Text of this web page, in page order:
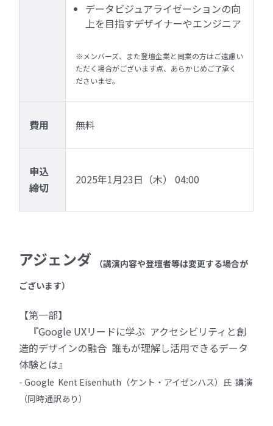
データビジュアライゼーションの向
上を目指すデザイナーやエンジニア
※メンバーズ、また登壇企業と同業の方はご遠慮い
ただく場合がございます点、あらかじめご了承く
ださいませ。
費用 無料
申込
締切
2025年1月23日（木） 04:00
アジェンダ
（講演内容や登壇者等は変更する場合が
ございます）
【第一部】
『Google UXリードに学ぶ アクセシビリティと創
造的デザインの融合 誰もが理解し活用できるデータ
体験とは』
- Google Kent Eisenhuth（ケント・アイゼンハス）氏 講演
（同時通訳あり）